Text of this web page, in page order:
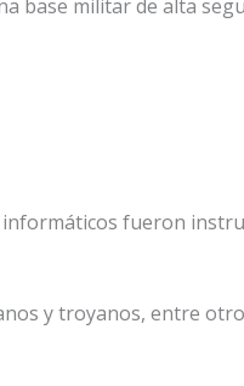
base militar de alta
fueron
y troyanos, entre